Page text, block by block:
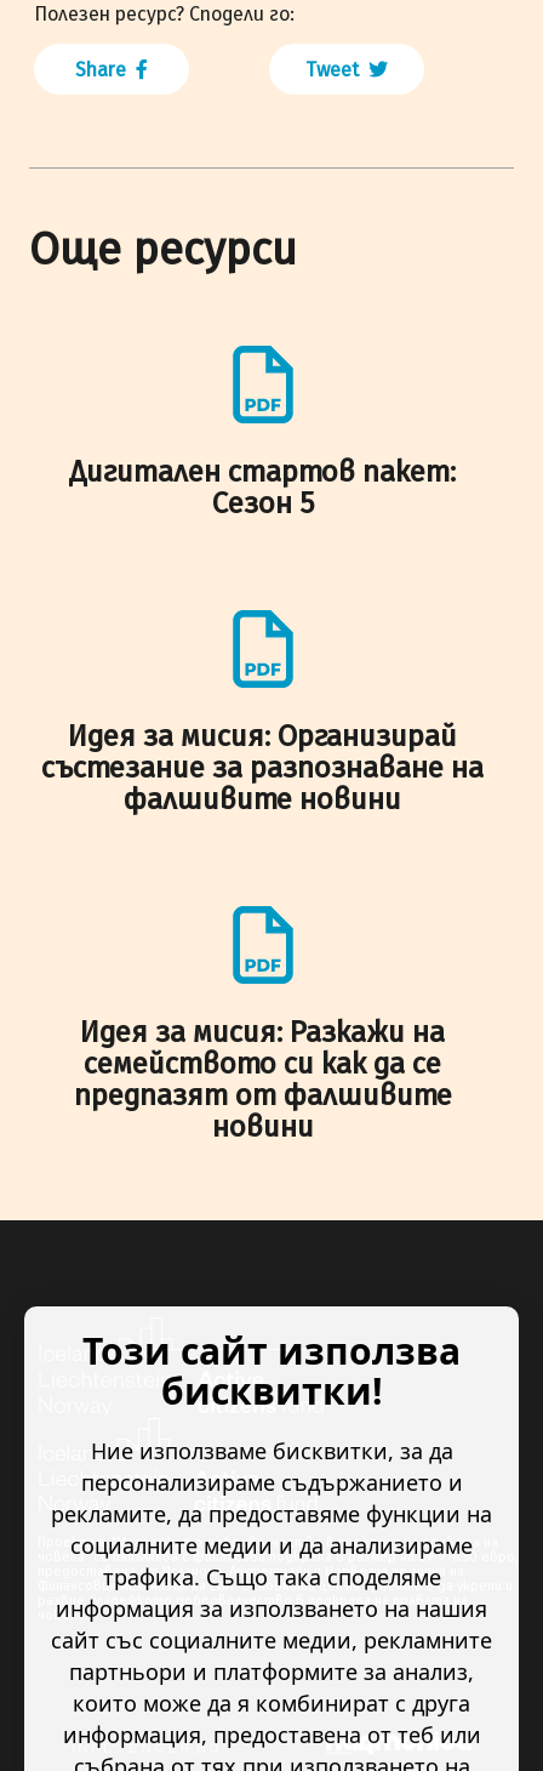
Полезен ресурс? Сподели го:
Share Tweet
Още ресурси
Дигитален стартов пакет:
Сезон 5
Идея за мисия: Организирай
състезание за разпознаване на
фалшивите новини
Идея за мисия: Разкажи на
семейството си как да се
предпазят от фалшивите
новини
Проектът “Младежкото доброволчество в подкрепа на правата на
човека” се изпълнява с финансова подкрепа в размер на 89 978.50 евро,
предоставена от Исландия, Лихтенщайн и Норвегия по линия на
Финансовия механизъм на ЕИП. Основната цел на проекта е да укрепи и
развие младежкото доброволчество в подкрепа на правата на
човека.
Този сайт използва
бисквитки!
Ние използваме бисквитки, за да
персонализираме съдържанието и
рекламите, да предоставяме функции на
социалните медии и да анализираме
трафика. Също така споделяме
информация за използването на нашия
сайт със социалните медии, рекламните
партньори и платформите за анализ,
които може да я комбинират с друга
информация, предоставена от теб или